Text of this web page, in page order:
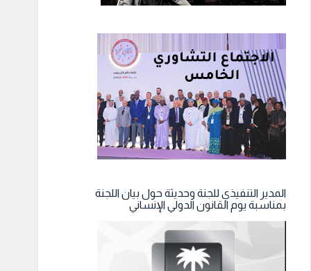
المدير التنفيذي للجنة وحديثة حول بيان اللجنة
بمناسبة يوم القانون الدولي الإنساني